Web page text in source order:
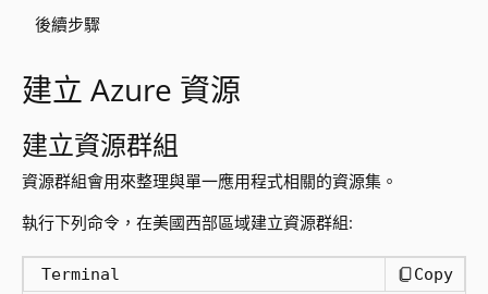
後續步驟
建立 Azure 資源
建立資源群組
資源群組會用來整理與單一應用程式相關的資源集。
執行下列命令，在美國西部區域建立資源群組:
Terminal Copy